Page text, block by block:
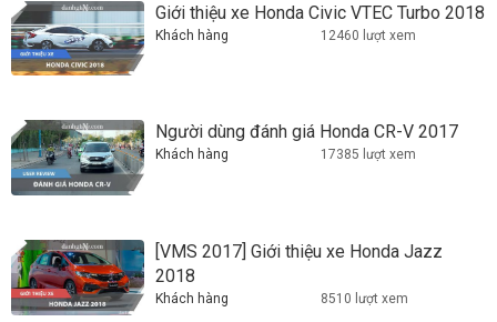
Giới thiệu xe Honda Civic VTEC Turbo 2018
Khách hàng 12460 lượt xem
Người dùng đánh giá Honda CR-V 2017
Khách hàng 17385 lượt xem
[VMS 2017] Giới thiệu xe Honda Jazz
2018
Khách hàng 8510 lượt xem